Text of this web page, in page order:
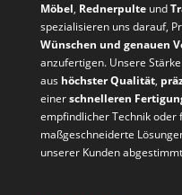
Möbel, Rednerpulteund
spezialisieren uns darauf,
Wünschen und genauen
anzufertigen. Unsere
aus höchster Qualität,
einerschnelleren
empfindlicher Technik
maßgeschneiderte
unserer Kunden